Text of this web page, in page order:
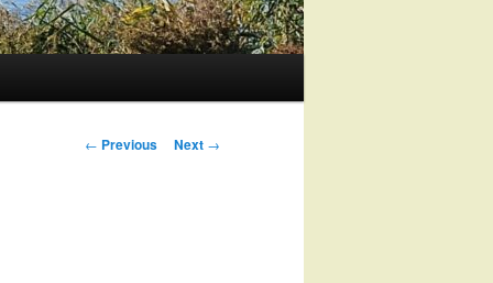
Post
← Previous Next →